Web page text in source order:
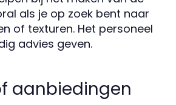
als je op zoek bent naar
of texturen. Het personeel
advies geven.
aanbiedingen